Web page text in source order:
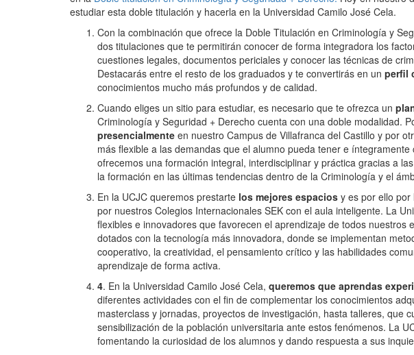
estudiar esta doble titulación y hacerla en la Universidad Camilo José Cela.
Con la combinación que ofrece la Doble Titulación en Criminología y
dos titulaciones que te permitirán conocer de forma integradora los
cuestiones legales, documentos periciales y conocer las técnicas de
Destacarás entre el resto de los graduados y te convertirás en un perfil
conocimientos mucho más profundos y de calidad.
Cuando eliges un sitio para estudiar, es necesario que te ofrezca un
Criminología y Seguridad + Derecho cuenta con una doble modalidad.
presencialmente en nuestro Campus de Villafranca del Castillo y por
más flexible a las demandas que el alumno pueda tener e
ofrecemos una formación integral, interdisciplinar y práctica gracias a
la formación en las últimas tendencias dentro de la Criminología y el
En la UCJC queremos prestarte los mejores espacios y es por ello
por nuestros Colegios Internacionales SEK con el aula inteligente. La
flexibles e innovadores que favorecen el aprendizaje de todos nuestros
dotados con la tecnología más innovadora, donde se implementan
cooperativo, la creatividad, el pensamiento crítico y las habilidades
aprendizaje de forma activa.
4. En la Universidad Camilo José Cela, queremos que aprendas
diferentes actividades con el fin de complementar los conocimientos
masterclass y jornadas, proyectos de investigación, hasta talleres, que
sensibilización de la población universitaria ante estos fenómenos. La
fomentando la curiosidad de los alumnos y dando respuesta a sus